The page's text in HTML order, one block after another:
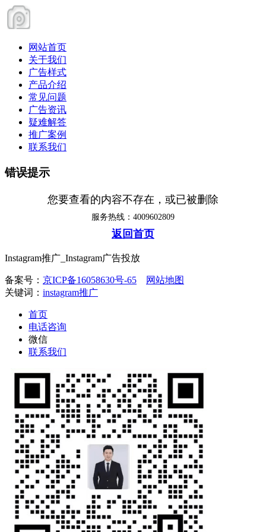
网站首页
关于我们
广告样式
产品介绍
常见问题
广告资讯
疑难解答
推广案例
联系我们
错误提示
您要查看的内容不存在，或已被删除
服务热线：4009602809
返回首页
Instagram推广_Instagram广告投放
备案号： 京ICP备16058630号-65
网站地图
关键词： instagram推广
首页
电话咨询
微信
联系我们